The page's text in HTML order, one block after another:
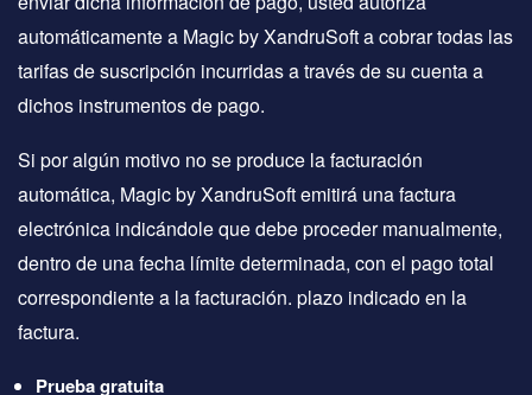
automáticamente a Magic by XandruSoft a cobrar todas las
tarifas de suscripción incurridas a través de su cuenta a
dichos instrumentos de pago.
Si por algún motivo no se produce la facturación
automática, Magic by XandruSoft emitirá una factura
electrónica indicándole que debe proceder manualmente,
dentro de una fecha límite determinada, con el pago total
correspondiente a la facturación. plazo indicado en la
factura.
Prueba gratuita